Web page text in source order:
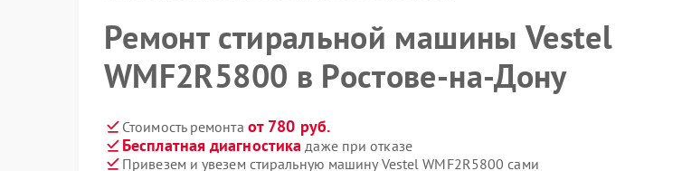
Ремонт стиральной машины Vestel
WMF2R5800 в Ростове-на-Дону
Стоимость ремонта от 780 руб.
Бесплатная диагностика даже при отказе
Привезем и увезем стиральную машину Vestel WMF2R5800 сами